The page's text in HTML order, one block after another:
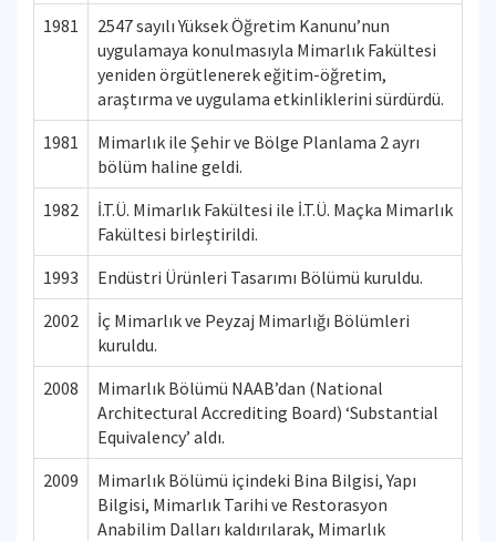
1981
2547 sayılı Yüksek Öğretim Kanunu’nun
uygulamaya konulmasıyla Mimarlık Fakültesi
yeniden örgütlenerek eğitim-öğretim,
araştırma ve uygulama etkinliklerini sürdürdü.
1981
Mimarlık ile Şehir ve Bölge Planlama 2 ayrı
bölüm haline geldi.
1982
İ.T.Ü. Mimarlık Fakültesi ile İ.T.Ü. Maçka Mimarlık
Fakültesi birleştirildi.
1993
Endüstri Ürünleri Tasarımı Bölümü kuruldu.
2002
İç Mimarlık ve Peyzaj Mimarlığı Bölümleri
kuruldu.
2008
Mimarlık Bölümü NAAB’dan (National
Architectural Accrediting Board) ‘Substantial
Equivalency’ aldı.
2009
Mimarlık Bölümü içindeki Bina Bilgisi, Yapı
Bilgisi, Mimarlık Tarihi ve Restorasyon
Anabilim Dalları kaldırılarak, Mimarlık